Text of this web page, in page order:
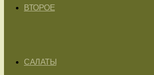
ВТОРОЕ
САЛАТЫ